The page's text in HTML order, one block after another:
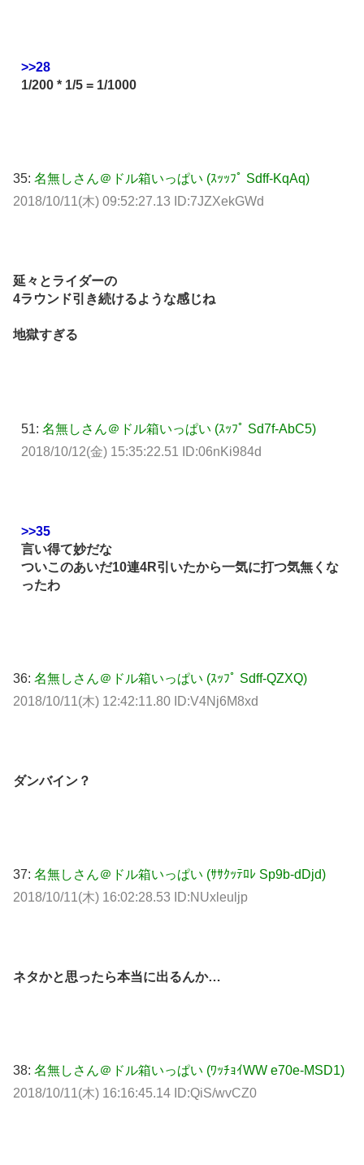
>>28
1/200 * 1/5 = 1/1000
35: 名無しさん＠ドル箱いっぱい (ｽｯｯﾌﾟ Sdff-KqAq)
2018/10/11(木) 09:52:27.13 ID:7JZXekGWd
延々とライダーの
4ラウンド引き続けるような感じね
地獄すぎる
51: 名無しさん＠ドル箱いっぱい (ｽｯﾌﾟ Sd7f-AbC5)
2018/10/12(金) 15:35:22.51 ID:06nKi984d
>>35
言い得て妙だな
ついこのあいだ10連4R引いたから一気に打つ気無くな
ったわ
36: 名無しさん＠ドル箱いっぱい (ｽｯﾌﾟ Sdff-QZXQ)
2018/10/11(木) 12:42:11.80 ID:V4Nj6M8xd
ダンバイン？
37: 名無しさん＠ドル箱いっぱい (ｻｻｸｯﾃﾛﾚ Sp9b-dDjd)
2018/10/11(木) 16:02:28.53 ID:NUxleuljp
ネタかと思ったら本当に出るんか…
38: 名無しさん＠ドル箱いっぱい (ﾜｯﾁｮｲWW e70e-MSD1)
2018/10/11(木) 16:16:45.14 ID:QiS/wvCZ0